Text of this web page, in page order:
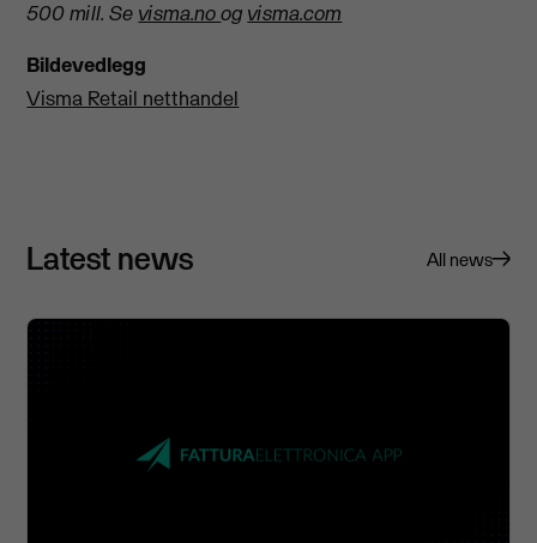
500 mill. Se visma.noog visma.com
Bildevedlegg
Visma Retail netthandel
Latest news All news